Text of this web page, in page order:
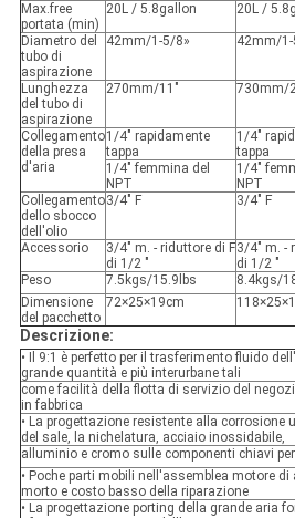
Max.free
portata (min)
20L / 5.8gallon 20L /
Diametro del
tubo di
aspirazione
42mm/1-5/8» 42mm/1-
Lunghezza
del tubo di
aspirazione
270mm/11" 730mm/
Collegamento
della presa
d'aria
1/4" rapidamente
tappa
1/4"
tappa
1/4" femmina del
NPT
1/4"
NPT
Collegamento
dello sbocco
dell'olio
3/4" F 3/4" F
Accessorio
3/4" m. - riduttore di F
di 1/2 "
3/4" m. -
di 1/2 "
Peso
7.5kgs/15.9lbs 8.4kgs/
Dimensione
del pacchetto
72×25×19cm
Descrizione:
• Il 9:1 è perfetto per il trasferimento fluido
grande quantità e più interurbane tali
come facilità della flotta di servizio del
in fabbrica
• La progettazione resistente alla
del sale, la nichelatura, acciaio inossidabile,
alluminio e cromo sulle componenti chiavi
• Poche parti mobili nell'assemblea motore
morto e costo basso della riparazione
• La progettazione porting della grande aria